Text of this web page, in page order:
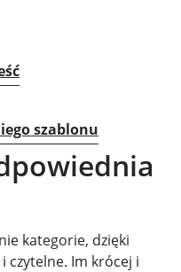
szablonu
kategorie, dzięki
czytelne. Im krócej i